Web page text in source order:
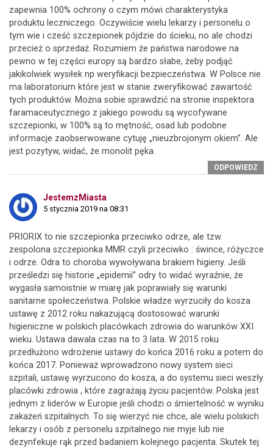
zapewnia 100% ochrony o czym mówi charakterystyka
produktu leczniczego. Oczywiście wielu lekarzy i personelu o
tym wie i cześć szczepionek pójdzie do ścieku, no ale chodzi
przecież o sprzedaż. Rozumiem że państwa narodowe na
pewno w tej części europy są bardzo słabe, żeby podjąć
jakikolwiek wysiłek np weryfikacji bezpieczeństwa. W Polsce nie
ma laboratorium które jest w stanie zweryfikować zawartość
tych produktów. Można sobie sprawdzić na stronie inspektora
faramaceutycznego z jakiego powodu są wycofywane
szczepionki, w 100% są to mętność, osad lub podobne
informacje zaobserwowane cytuję „nieuzbrojonym okiem”. Ale
jest pozytyw, widać, że monolit pęka.
ODPOWIEDZ
JestemzMiasta
5 stycznia 2019 na 08:31
PRIORIX to nie szczepionka przeciwko odrze, ale tzw.
zespolona szczepionka MMR czyli przeciwko : śwince, różyczce
i odrze. Odra to choroba wywoływana brakiem higieny. Jeśli
prześledzi się historie „epidemii” odry to widać wyraźnie, że
wygasła samoistnie w miarę jak poprawiały się warunki
sanitarne społeczeństwa. Polskie władze wyrzuciły do kosza
ustawę z 2012 roku nakazującą dostosować warunki
higieniczne w polskich placówkach zdrowia do warunków XXI
wieku. Ustawa dawala czas na to 3 lata. W 2015 roku
przedłużono wdrożenie ustawy do końca 2016 roku a potem do
końca 2017. Ponieważ wprowadzono nowy system sieci
szpitali, ustawę wyrzucono do kosza, a do systemu sieci weszły
placówki zdrowia , które zagrażają życiu pacjentów. Polska jest
jednym z liderów w Europie jeśli chodzi o śmiertelność w wyniku
zakażeń szpitalnych. To się wierzyć nie chce, ale wielu polskich
lekarzy i osób z personelu szpitalnego nie myje lub nie
dezynfekuje rąk przed badaniem kolejnego pacjenta. Skutek tej